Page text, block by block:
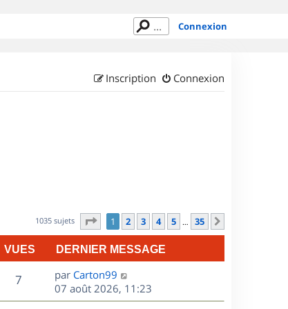
Connexion
Connexion
Inscription
1035 sujets Page sur35
1 2 3 4 5 … 35
VUES DERNIER MESSAGE
7V
u
D
e
r
par Carton99
07 août 2026, 11:23